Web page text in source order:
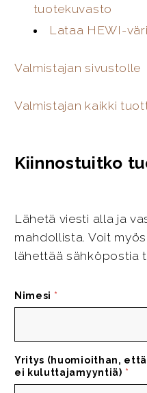
tuotekuvasto
Lataa HEWI-
Valmistajan sivustolle
Valmistajan kaikki
Kiinnostuitko
Lähetä viesti alla ja
mahdollista. Voit
lähettää sähköpostia
Nimesi *
Yritys (huomioithan,
ei kuluttajamyyntiä) *